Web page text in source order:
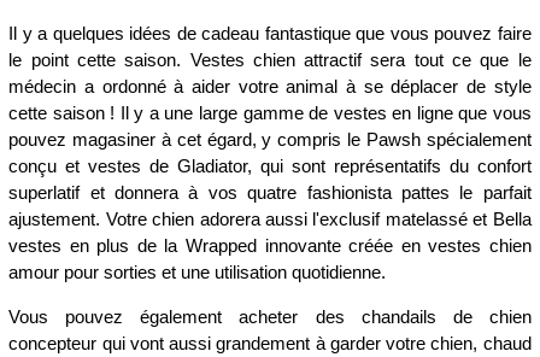
Il y a quelques idées de cadeau fantastique que vous pouvez faire
le point cette saison. Vestes chien attractif sera tout ce que le
médecin a ordonné à aider votre animal à se déplacer de style
cette saison ! Il y a une large gamme de vestes en ligne que vous
pouvez magasiner à cet égard, y compris le Pawsh spécialement
conçu et vestes de Gladiator, qui sont représentatifs du confort
superlatif et donnera à vos quatre fashionista pattes le parfait
ajustement. Votre chien adorera aussi l'exclusif matelassé et Bella
vestes en plus de la Wrapped innovante créée en vestes chien
amour pour sorties et une utilisation quotidienne.
Vous pouvez également acheter des chandails de chien
concepteur qui vont aussi grandement à garder votre chien, chaud